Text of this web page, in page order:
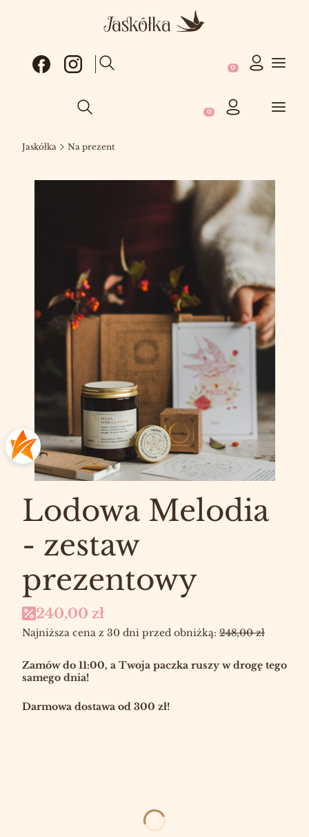
Otwórz wyszukiwarkę Produkty w
Otwórz wyszukiwarkę Produkty w koszyku:
Jaskółka Na prezent
Lodowa Melodia
- zestaw
prezentowy
240,00 zł
Najniższa cena z 30 dni przed obniżką: 248,00 zł
Zamów do 11:00, a Twoja paczka ruszy w drogę tego
samego dnia!
Darmowa dostawa od 300 zł!
LUKSUSOWE PERFUMY W WOSKU